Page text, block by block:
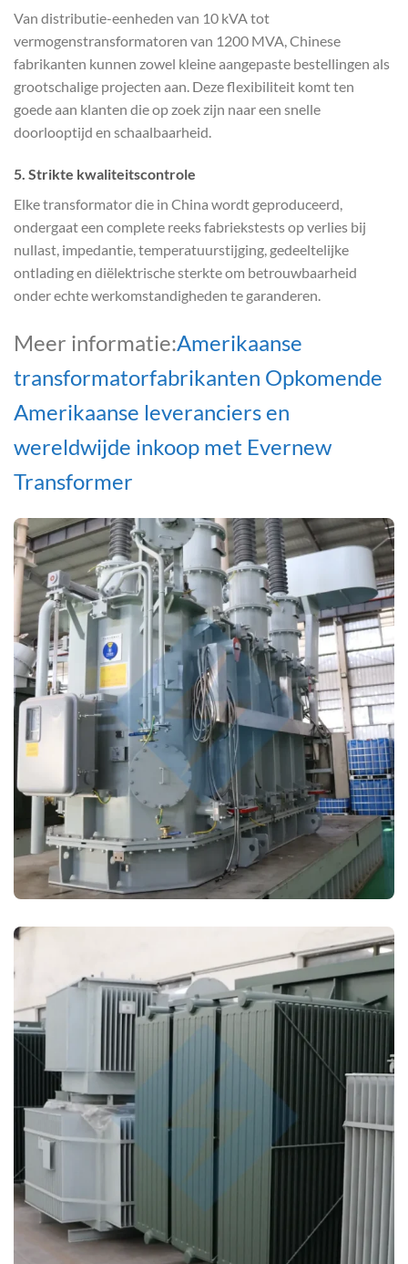
Van distributie-eenheden van 10 kVA tot
vermogenstransformatoren van 1200 MVA, Chinese
fabrikanten kunnen zowel kleine aangepaste bestellingen als
grootschalige projecten aan. Deze flexibiliteit komt ten
goede aan klanten die op zoek zijn naar een snelle
doorlooptijd en schaalbaarheid.
5. Strikte kwaliteitscontrole
Elke transformator die in China wordt geproduceerd,
ondergaat een complete reeks fabriekstests op verlies bij
nullast, impedantie, temperatuurstijging, gedeeltelijke
ontlading en diëlektrische sterkte om betrouwbaarheid
onder echte werkomstandigheden te garanderen.
Meer informatie:Amerikaanse
transformatorfabrikanten Opkomende
Amerikaanse leveranciers en
wereldwijde inkoop met Evernew
Transformer